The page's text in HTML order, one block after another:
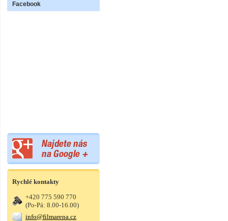
Facebook
Rychlé kontakty
+420 775 590 770
(Po-Pá: 8.00-16.00)
info@filmarena.cz